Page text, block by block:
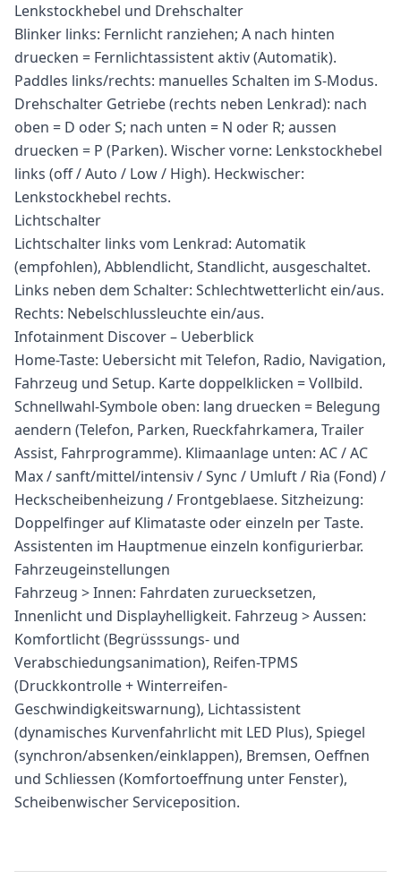
Lenkstockhebel und Drehschalter
Blinker links: Fernlicht ranziehen; A nach hinten
druecken = Fernlichtassistent aktiv (Automatik).
Paddles links/rechts: manuelles Schalten im S-Modus.
Drehschalter Getriebe (rechts neben Lenkrad): nach
oben = D oder S; nach unten = N oder R; aussen
druecken = P (Parken). Wischer vorne: Lenkstockhebel
links (off / Auto / Low / High). Heckwischer:
Lenkstockhebel rechts.
Lichtschalter
Lichtschalter links vom Lenkrad: Automatik
(empfohlen), Abblendlicht, Standlicht, ausgeschaltet.
Links neben dem Schalter: Schlechtwetterlicht ein/aus.
Rechts: Nebelschlussleuchte ein/aus.
Infotainment Discover – Ueberblick
Home-Taste: Uebersicht mit Telefon, Radio, Navigation,
Fahrzeug und Setup. Karte doppelklicken = Vollbild.
Schnellwahl-Symbole oben: lang druecken = Belegung
aendern (Telefon, Parken, Rueckfahrkamera, Trailer
Assist, Fahrprogramme). Klimaanlage unten: AC / AC
Max / sanft/mittel/intensiv / Sync / Umluft / Ria (Fond) /
Heckscheibenheizung / Frontgeblaese. Sitzheizung:
Doppelfinger auf Klimataste oder einzeln per Taste.
Assistenten im Hauptmenue einzeln konfigurierbar.
Fahrzeugeinstellungen
Fahrzeug > Innen: Fahrdaten zuruecksetzen,
Innenlicht und Displayhelligkeit. Fahrzeug > Aussen:
Komfortlicht (Begrüsssungs- und
Verabschiedungsanimation), Reifen-TPMS
(Druckkontrolle + Winterreifen-
Geschwindigkeitswarnung), Lichtassistent
(dynamisches Kurvenfahrlicht mit LED Plus), Spiegel
(synchron/absenken/einklappen), Bremsen, Oeffnen
und Schliessen (Komfortoeffnung unter Fenster),
Scheibenwischer Serviceposition.